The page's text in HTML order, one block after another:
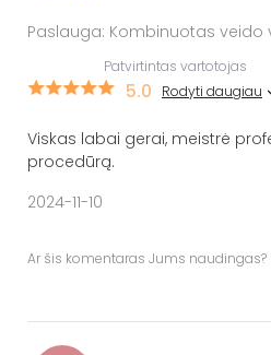
Paslauga: Kombinuotas veido
Patvirtintas vartotojas
5.0 Rodyti daugiau
Viskas labai gerai, meistrė
procedūrą.
2024-11-10
Ar šis komentaras Jums naudingas?